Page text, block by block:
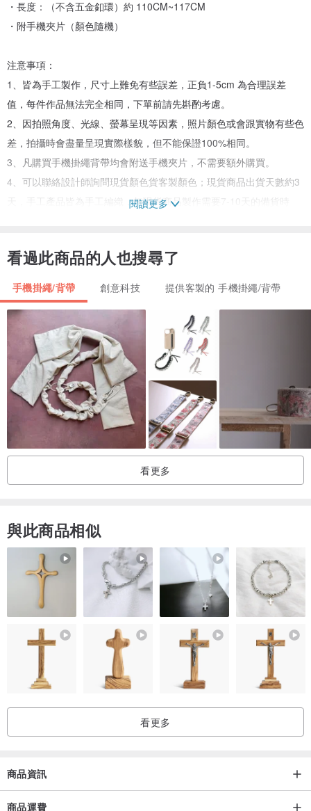
・長度：（不含五金釦環）約 110CM~117CM
・附手機夾片（顏色隨機）
注意事項：
1、皆為手工製作，尺寸上難免有些誤差，正負1-5cm 為合理誤差
值，每件作品無法完全相同，下單前請先斟酌考慮。
2、因拍照角度、光線、螢幕呈現等因素，照片顏色或會跟實物有些色
差，拍攝時會盡量呈現實際樣貌，但不能保證100%相同。
3、凡購買手機掛繩背帶均會附送手機夾片，不需要額外購買。
4、可以聯絡設計師詢問現貨顏色貨客製顏色；現貨商品出貨天數約3
天，手工產品皆為手工編織，無現貨商品製作需要7-10天的備貨時
[溫馨提醒]
壓方式將水吸乾，再平放於通風處自然晾乾。
* 成品製作過程會有收線、使用膠固定等手作痕跡，以上狀況非產品
瑕疵，若對商品有高度要求請謹慎思考再購買。
閱讀更多
看過此商品的人也搜尋了
手機掛繩/背帶 創意科技 提供客製的 手機掛繩/背帶
看更多
與此商品相似
看更多
商品資訊
商品運費